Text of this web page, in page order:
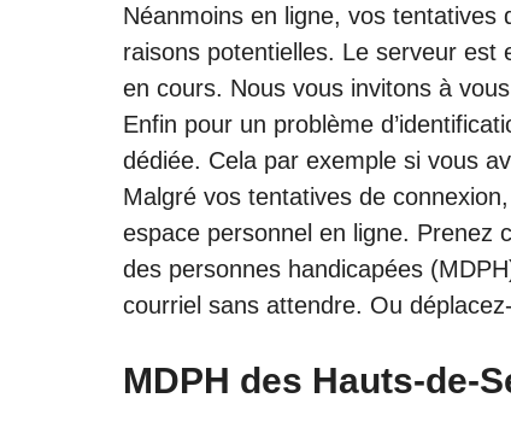
Néanmoins en ligne, vos tentatives
raisons potentielles. Le serveur est
en cours. Nous vous invitons à
Enfin pour un problème
dédiée. Cela par exemple si vous
Malgré vos tentatives de
espace personnel en ligne. Prenez
des personnes handicapées
courriel sans attendre. Ou
MDPH des Hauts-de-